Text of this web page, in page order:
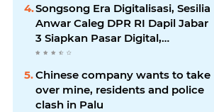
Songsong Era Digitalisasi, Sesilia
Anwar Caleg DPR RI Dapil Jabar
3 Siapkan Pasar Digital,
Pemasaran Komoditas Petani
Chinese company wants to take
over mine, residents and police
clash in Palu